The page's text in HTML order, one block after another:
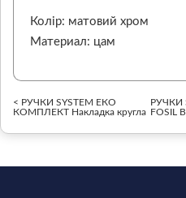
Колір: матовий хром
Материал: цам
< РУЧКИ SYSTEM ЕКО
КОМПЛЕКТ Накладка кругла
РУЧКИ
FOSIL